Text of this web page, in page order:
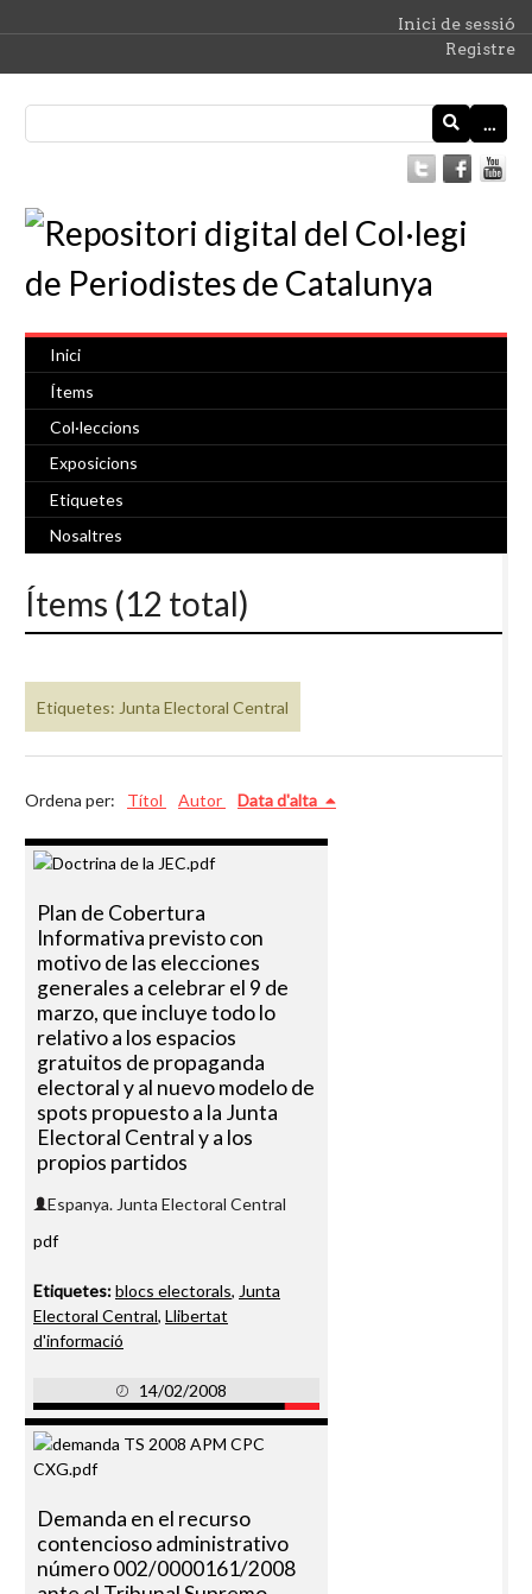
Inici de sessió
Registre
…
Inici
Ítems
Col·leccions
Exposicions
Etiquetes
Nosaltres
Ítems (12 total)
Etiquetes: Junta Electoral Central
Ordena per: Títol Autor Data d'alta
Plan de Cobertura
Informativa previsto con
motivo de las elecciones
generales a celebrar el 9 de
marzo, que incluye todo lo
relativo a los espacios
gratuitos de propaganda
electoral y al nuevo modelo de
spots propuesto a la Junta
Electoral Central y a los
propios partidos
Espanya. Junta Electoral Central
pdf
Etiquetes:blocs electorals, Junta
Electoral Central, Llibertat
d'informació
14/02/2008
Demanda en el recurso
contencioso administrativo
número 002/0000161/2008